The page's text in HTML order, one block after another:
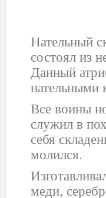
Нательный
состоял из
Данный
нательными
Все воины
служил в
себя
молился.
меди,